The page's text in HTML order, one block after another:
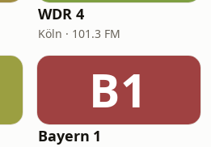
WDR 4
Köln · 101.3 FM
B1
Bayern 1